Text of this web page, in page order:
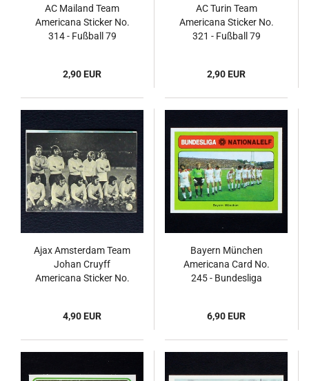
AC Mailand Team
Americana Sticker No.
314 - Fußball 79
2,90 EUR
AC Turin Team
Americana Sticker No.
321 - Fußball 79
2,90 EUR
Ajax Amsterdam Team
Johan Cruyff
Americana Sticker No.
4,90 EUR
Bayern München
Americana Card No.
245 - Bundesliga
6,90 EUR